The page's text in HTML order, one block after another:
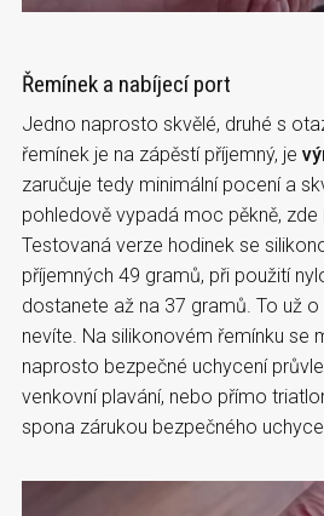
Řemínek a nabíjecí port
Jedno naprosto skvělé, druhé s
řemínek je na zápěstí příjemný, je
zaručuje tedy minimální pocení a
pohledově vypadá moc pěkně, zde
Testovaná verze hodinek se
příjemných 49 gramů, při použití
dostanete až na 37 gramů. To už
nevíte. Na silikonovém řemínku se
naprosto bezpečné uchycení
venkovní plavání, nebo přímo
spona zárukou bezpečného